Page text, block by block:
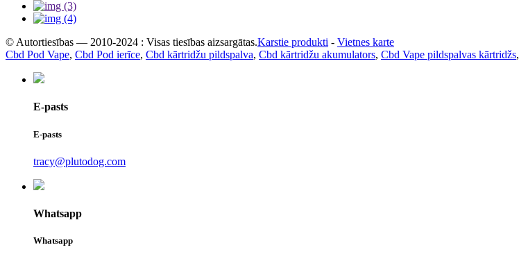
© Autortiesības — 2010-2024 : Visas tiesības aizsargātas.Karstie produkti - Vietnes karte
Cbd Pod Vape, Cbd Pod ierīce, Cbd kārtridžu pildspalva, Cbd kārtridžu akumulators, Cbd Vape pildspalvas kārtridžs,
E-pasts
E-pasts
tracy@plutodog.com
Whatsapp
Whatsapp